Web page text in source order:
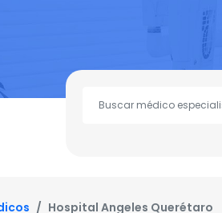
Hospital Angeles Querétaro